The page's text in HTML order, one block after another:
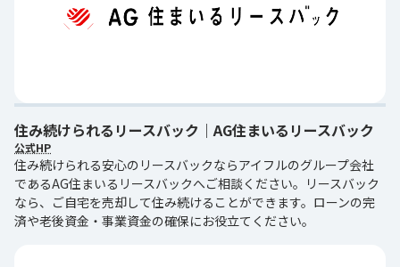
住み続けられるリースバック｜AG住まいるリースバック
公式HP
住み続けられる安心のリースバックならアイフルのグループ会社
であるAG住まいるリースバックへご相談ください。リースバック
なら、ご自宅を売却して住み続けることができます。ローンの完
済や老後資金・事業資金の確保にお役立てください。